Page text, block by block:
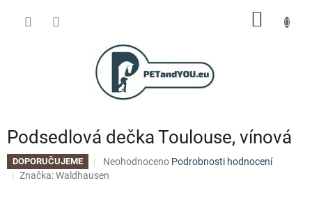
Podsedlová dečka Toulouse, vínová
DOPORUČUJEME
Průměrné
hodnocení
Neohodnoceno Podrobnosti hodnocení
Značka:Waldhausen